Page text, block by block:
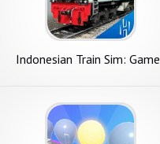
Indonesian Train Sim: Game